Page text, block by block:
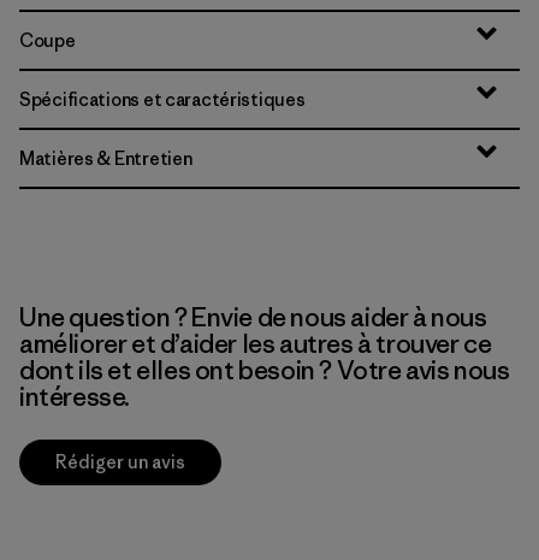
Coupe
Spécifications et caractéristiques
Matières & Entretien
Une question ? Envie de nous aider à nous
améliorer et d’aider les autres à trouver ce
dont ils et elles ont besoin ? Votre avis nous
intéresse.
Rédiger un avis